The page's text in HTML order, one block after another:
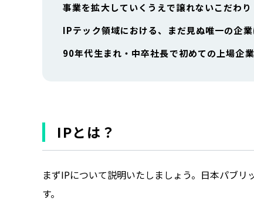
事業を拡大していくうえで譲れないこだわり
IPテック領域における、まだ見ぬ唯一の企業
90年代生まれ・中卒社長で初めての上場企
IPとは？
まずIPについて説明いたしましょう。日本パブ
す。